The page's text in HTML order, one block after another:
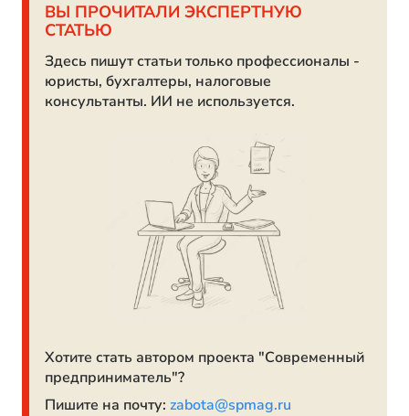
ВЫ ПРОЧИТАЛИ ЭКСПЕРТНУЮ
СТАТЬЮ
Здесь пишут статьи только профессионалы -
юристы, бухгалтеры, налоговые
консультанты. ИИ не используется.
Хотите стать автором проекта "Современный
предприниматель"?
Пишите на почту: zabota@spmag.ru